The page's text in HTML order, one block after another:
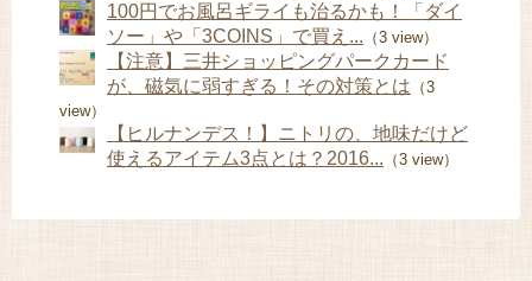
100円でお風呂ギライも治るかも！「ダイ
ソー」や「3COINS」で買え... （3 view）
【注意】三井ショッピングパークカード
が、磁気に弱すぎる！その対策とは （3
view）
【ヒルナンデス！】ニトリの、地味だけど
使えるアイテム3点とは？2016... （3 view）